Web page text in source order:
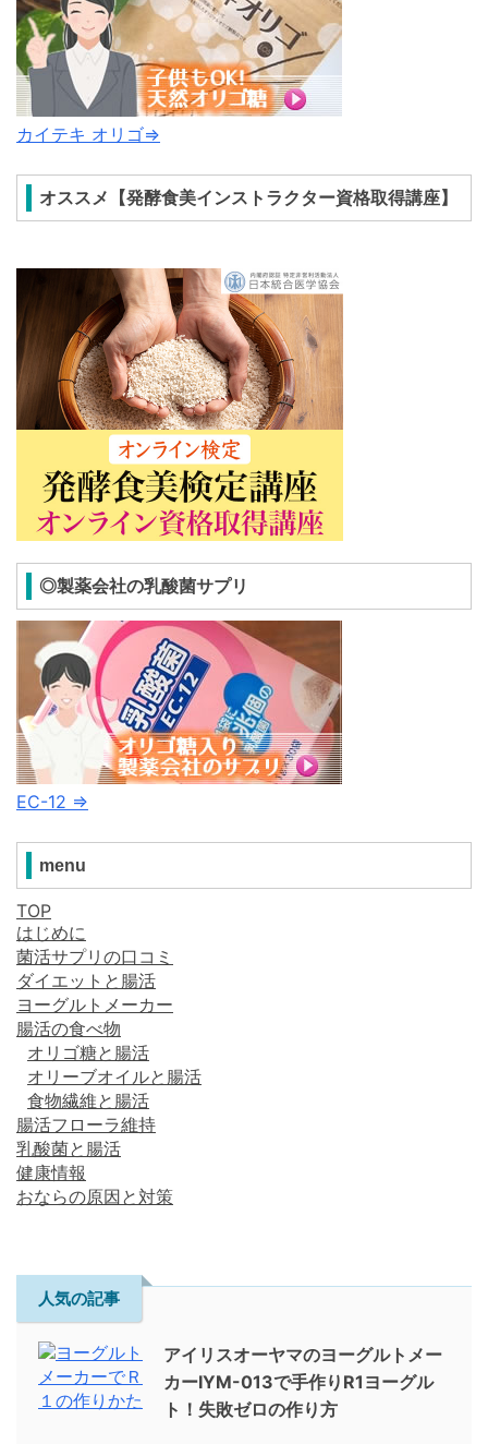
カイテキ オリゴ⇒
オススメ【発酵食美インストラクター資格取得講座】
◎製薬会社の乳酸菌サプリ
EC-12 ⇒
menu
TOP
はじめに
菌活サプリの口コミ
ダイエットと腸活
ヨーグルトメーカー
腸活の食べ物
オリゴ糖と腸活
オリーブオイルと腸活
食物繊維と腸活
腸活フローラ維持
乳酸菌と腸活
健康情報
おならの原因と対策
人気の記事
アイリスオーヤマのヨーグルトメー
カーIYM-013で手作りR1ヨーグル
ト！失敗ゼロの作り方